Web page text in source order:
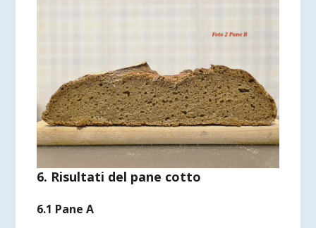
6. Risultati del pane cotto
6.1 Pane A